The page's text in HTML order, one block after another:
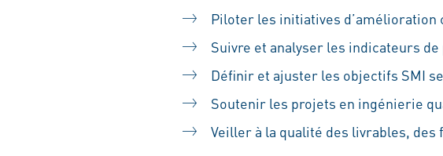
Piloter les initiatives d’amélioration
Suivre et analyser les indicateurs
Définir et ajuster les objectifs SMI
Soutenir les projets en ingénierie
Veiller à la qualité des livrables,